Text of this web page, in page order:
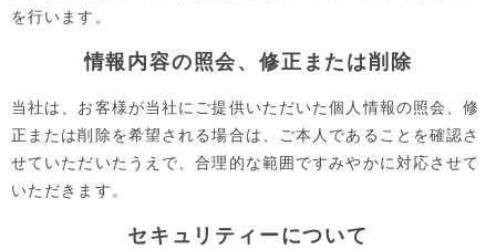
を行います。
情報内容の照会、修正または削除
当社は、お客様が当社にご提供いただいた個人情報の照会、修
正または削除を希望される場合は、ご本人であることを確認さ
せていただいたうえで、合理的な範囲ですみやかに対応させて
いただきます。
セキュリティーについて